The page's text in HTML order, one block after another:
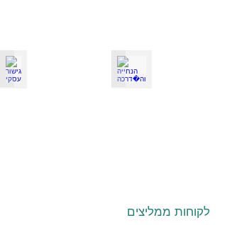
גישור עסקי הנחייה והדרכה
לקוחות ממליצים